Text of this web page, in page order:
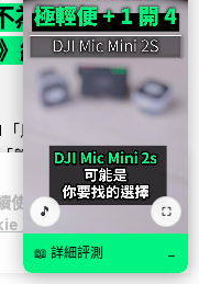
使用
政
為提高世界首
縮短約 10 分
烏拉特克的詛咒」將
盤蛇島」、地城「毒牙
🎵 ⛶
📖 詳細評測 →